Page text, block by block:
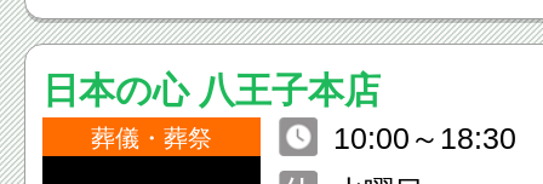
日本の心 八王子本店
葬儀・葬祭
10:00～18:30